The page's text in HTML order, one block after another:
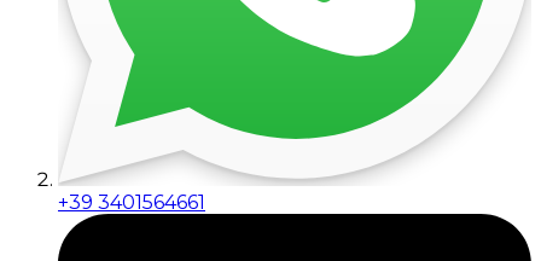
+39 3401564661